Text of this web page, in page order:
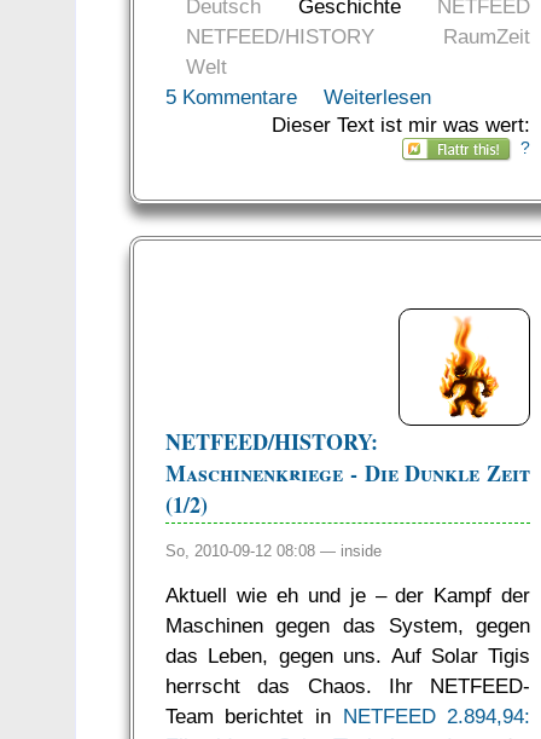
Deutsch Geschichte
NETFEED
NETFEED/HISTORY
RaumZeit
Welt
5 Kommentare
Weiterlesen
Dieser Text ist mir was wert:
?
NETFEED/HISTORY:
Maschinenkriege - Die Dunkle Zeit
(1/2)
So, 2010-09-12 08:08 — inside
Aktuell wie eh und je – der Kampf der
Maschinen gegen das System, gegen
das Leben, gegen uns. Auf Solar Tigis
herrscht das Chaos. Ihr NETFEED-
Team berichtet in NETFEED 2.894,94: